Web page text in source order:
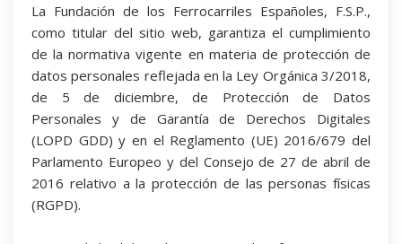
La Fundación de los Ferrocarriles Españoles, F.S.P.,
como titular del sitio web, garantiza el cumplimiento
de la normativa vigente en materia de protección de
datos personales reflejada en la Ley Orgánica 3/2018,
de 5 de diciembre, de Protección de Datos
Personales y de Garantía de Derechos Digitales
(LOPD GDD) y en el Reglamento (UE) 2016/679 del
Parlamento Europeo y del Consejo de 27 de abril de
2016 relativo a la protección de las personas físicas
(RGPD).